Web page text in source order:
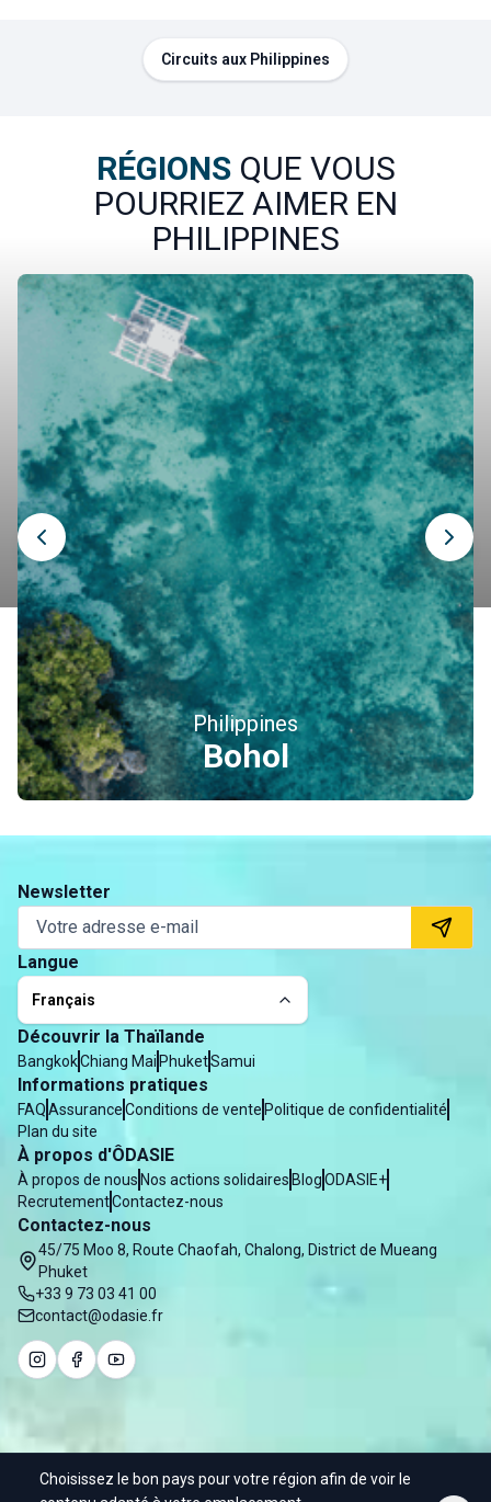
Circuits aux Philippines
RÉGIONS QUE VOUS
POURRIEZ AIMER EN
PHILIPPINES
Philippines
Bohol
Newsletter
Langue
Français
Découvrir la Thaïlande
BangkokChiang Mai PhuketSamui
Informations pratiques
FAQAssuranceConditions de vente Politique de confidentialité
Plan du site
À propos d'ÔDASIE
À propos de nous Nos actions solidaires BlogODASIE+
RecrutementContactez-nous
Contactez-nous
45/75 Moo 8, Route Chaofah, Chalong, District de Mueang
Phuket
+33 9 73 03 41 00
contact@odasie.fr
© 2025 Odasie - Water of Asia Co. Ltd
Choisissez le bon pays pour votre région afin de voir le